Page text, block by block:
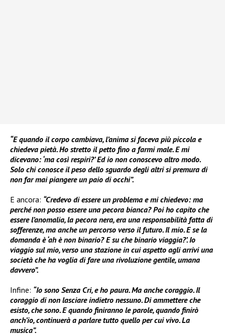
“E quando il corpo cambiava, l’anima si faceva più piccola e
chiedeva pietà. Ho stretto il petto fino a farmi male. E mi
dicevano: ‘ma così respiri?’ Ed io non conoscevo altro modo.
Solo chi conosce il peso dello sguardo degli altri si premura di
non far mai piangere un paio di occhi”.
E ancora: “Credevo di essere un problema e mi chiedevo: ma
perché non posso essere una pecora bianca? Poi ho capito che
essere l’anomalia, la pecora nera, era una responsabilità fatta di
sofferenze, ma anche un percorso verso il futuro. Il mio. E se la
domanda è ‘ah è non binario? E su che binario viaggia?’. Io
viaggio sul mio, verso una stazione in cui aspetto agli arrivi una
società che ha voglia di fare una rivoluzione gentile, umana
davvero”.
Infine: “Io sono Senza Cri, e ho paura. Ma anche coraggio. Il
coraggio di non lasciare indietro nessuno. Di ammettere che
esisto, che sono. E quando finiranno le parole, quando finirò
anch’io, continuerà a parlare tutto quello per cui vivo. La
musica”.